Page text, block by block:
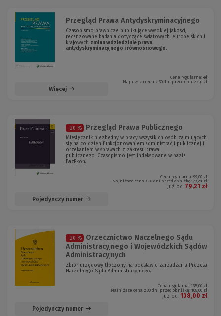
Przegląd Prawa Antydyskryminacyjnego
Czasopismo prawnicze publikujące wysokiej jakości,
recenzowane badania dotyczące światowych, europejskich i
krajowych zmian w dziedzinie prawa
antydyskryminacyjnego i równościowego.
Cena regularna: zł
Najniższa cena z 30 dni przed obniżką: zł
Więcej
-20 % Przegląd Prawa Publicznego
Miesięcznik niezbędny w pracy wszystkich osób zajmujących
się na co dzień funkcjonowaniem administracji publicznej i
orzekaniem w sprawach z zakresu prawa
publicznego. Czasopismo jest indeksowane w bazie
BazEkon.
Cena regularna: 99,00 zł
Najniższa cena z 30 dni przed obniżką: 79,21 zł
Już od: 79,21 zł
Pojedynczy numer
-20 %
Orzecznictwo Naczelnego Sądu
Administracyjnego i Wojewódzkich Sądów
Administracyjnych
Zbiór urzędowy tłoczony na podstawie zarządzania Prezesa
Naczelnego Sądu Administracyjnego.
Cena regularna: 135,00 zł
Najniższa cena z 30 dni przed obniżką: 108,00 zł
Już od: 108,00 zł
Pojedynczy numer